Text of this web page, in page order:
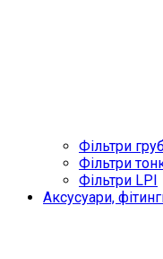
Фільтри
Фільтри
Фільтри LPI
Аксусуари,